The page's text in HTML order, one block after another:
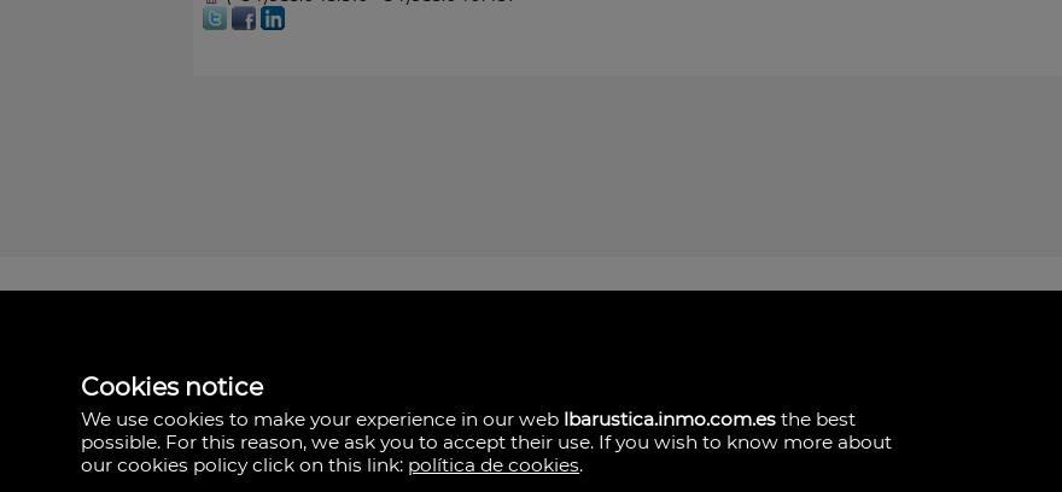
23710 Bailén,
(+34)953.043.810
+34)953.040.437
Cookies notice
We use cookies to make your experience in our web lbarustica.inmo.com.es the best
possible. For this reason, we ask you to accept their use. If you wish to know more about
our cookies policy click on this link: política de cookies.